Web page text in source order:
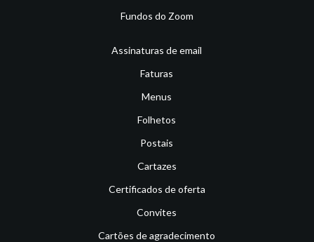
Fundos do Zoom
Assinaturas de email
Faturas
Menus
Folhetos
Postais
Cartazes
Certificados de oferta
Convites
Cartões de agradecimento